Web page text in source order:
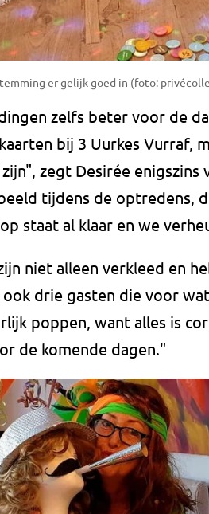
er gelijk goed in (foto:
zelfs beter voor de
bij 3 Uurkes Vurraf,
zegt Desirée enigszins
tijdens de optredens,
staat al klaar en we
niet alleen verkleed en
drie gasten die voor
poppen, want alles is
de komende dagen."